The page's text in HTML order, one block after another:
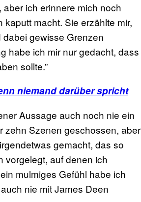
ich erinnere mich noch
macht. Sie erzählte mir,
gewisse Grenzen
habe ich mir nur gedacht, dass
sollte.”
niemand darüber spricht
Aussage auch noch nie ein
zehn Szenen geschossen, aber
gemacht, das so
vorgelegt, auf denen ich
mulmiges Gefühl habe ich
nie mit James Deen